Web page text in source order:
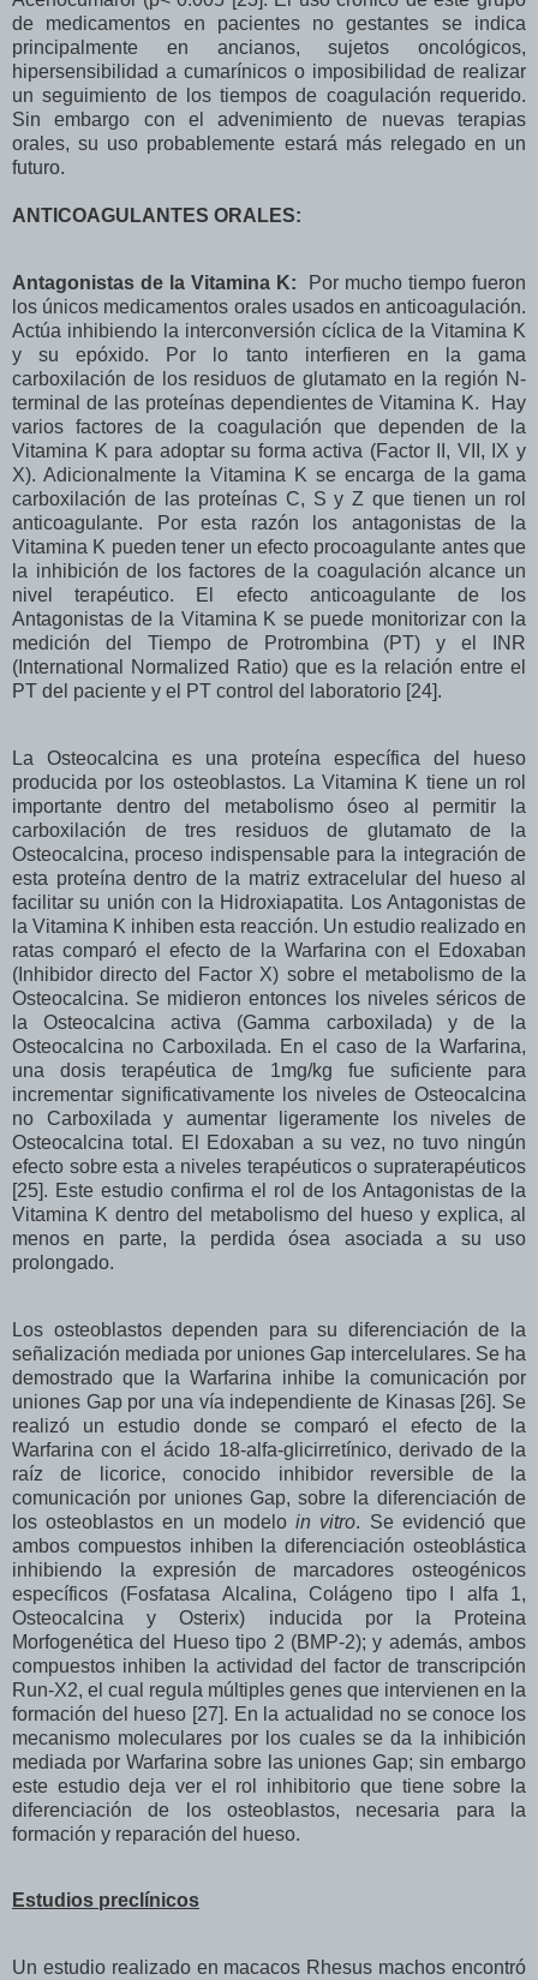
de medicamentos en pacientes no gestantes se indica
principalmente en ancianos, sujetos oncológicos,
hipersensibilidad a cumarínicos o imposibilidad de realizar
un seguimiento de los tiempos de coagulación requerido.
Sin embargo con el advenimiento de nuevas terapias
orales, su uso probablemente estará más relegado en un
futuro.
ANTICOAGULANTES ORALES:
Antagonistas de la Vitamina K: Por mucho tiempo fueron
los únicos medicamentos orales usados en anticoagulación.
Actúa inhibiendo la interconversión cíclica de la Vitamina K
y su epóxido. Por lo tanto interfieren en la gama
carboxilación de los residuos de glutamato en la región N-
terminal de las proteínas dependientes de Vitamina K. Hay
varios factores de la coagulación que dependen de la
Vitamina K para adoptar su forma activa (Factor II, VII, IX y
X). Adicionalmente la Vitamina K se encarga de la gama
carboxilación de las proteínas C, S y Z que tienen un rol
anticoagulante. Por esta razón los antagonistas de la
Vitamina K pueden tener un efecto procoagulante antes que
la inhibición de los factores de la coagulación alcance un
nivel terapéutico. El efecto anticoagulante de los
Antagonistas de la Vitamina K se puede monitorizar con la
medición del Tiempo de Protrombina (PT) y el INR
(International Normalized Ratio) que es la relación entre el
PT del paciente y el PT control del laboratorio [24].
La Osteocalcina es una proteína específica del hueso
producida por los osteoblastos. La Vitamina K tiene un rol
importante dentro del metabolismo óseo al permitir la
carboxilación de tres residuos de glutamato de la
Osteocalcina, proceso indispensable para la integración de
esta proteína dentro de la matriz extracelular del hueso al
facilitar su unión con la Hidroxiapatita. Los Antagonistas de
la Vitamina K inhiben esta reacción. Un estudio realizado en
ratas comparó el efecto de la Warfarina con el Edoxaban
(Inhibidor directo del Factor X) sobre el metabolismo de la
Osteocalcina. Se midieron entonces los niveles séricos de
la Osteocalcina activa (Gamma carboxilada) y de la
Osteocalcina no Carboxilada. En el caso de la Warfarina,
una dosis terapéutica de 1mg/kg fue suficiente para
incrementar significativamente los niveles de Osteocalcina
no Carboxilada y aumentar ligeramente los niveles de
Osteocalcina total. El Edoxaban a su vez, no tuvo ningún
efecto sobre esta a niveles terapéuticos o supraterapéuticos
[25]. Este estudio confirma el rol de los Antagonistas de la
Vitamina K dentro del metabolismo del hueso y explica, al
menos en parte, la perdida ósea asociada a su uso
prolongado.
Los osteoblastos dependen para su diferenciación de la
señalización mediada por uniones Gap intercelulares. Se ha
demostrado que la Warfarina inhibe la comunicación por
uniones Gap por una vía independiente de Kinasas [26]. Se
realizó un estudio donde se comparó el efecto de la
Warfarina con el ácido 18-alfa-glicirretínico, derivado de la
raíz de licorice, conocido inhibidor reversible de la
comunicación por uniones Gap, sobre la diferenciación de
los osteoblastos en un modeloin vitro. Se evidenció que
ambos compuestos inhiben la diferenciación osteoblástica
inhibiendo la expresión de marcadores osteogénicos
específicos (Fosfatasa Alcalina, Colágeno tipo I alfa 1,
Osteocalcina y Osterix) inducida por la Proteina
Morfogenética del Hueso tipo 2 (BMP-2); y además, ambos
compuestos inhiben la actividad del factor de transcripción
Run-X2, el cual regula múltiples genes que intervienen en la
formación del hueso [27]. En la actualidad no se conoce los
mecanismo moleculares por los cuales se da la inhibición
mediada por Warfarina sobre las uniones Gap; sin embargo
este estudio deja ver el rol inhibitorio que tiene sobre la
diferenciación de los osteoblastos, necesaria para la
formación y reparación del hueso.
Estudios preclínicos
Un estudio realizado en macacos Rhesus machos encontró